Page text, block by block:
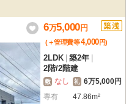
6万5,000円
(＋管理費等4,000円)
2LDK 築2年
2階/2階建
敷 なし 礼 6万5,000円
専有
47.86m²